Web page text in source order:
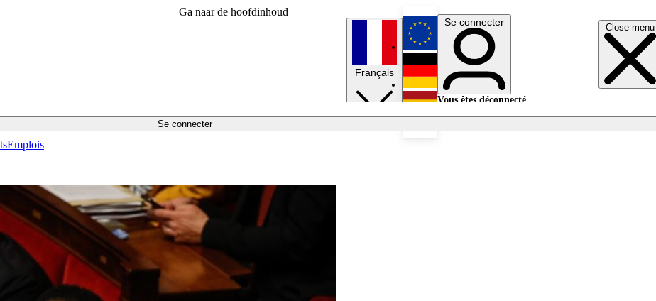
Ga naar de hoofdinhoud
Close menu
Se connecter
Emplois
Français
English
Deutsch
Se connecter
Vous êtes déconnecté.